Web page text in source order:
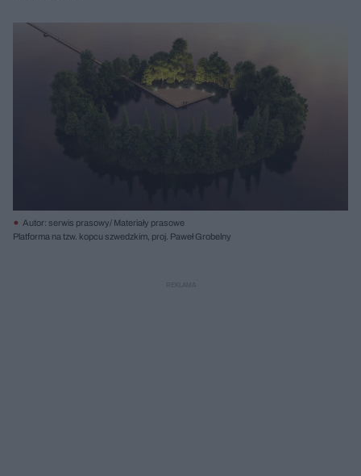
Autor: serwis prasowy/ Materiały prasowe
Platforma na tzw. kopcu szwedzkim, proj. Paweł Grobelny